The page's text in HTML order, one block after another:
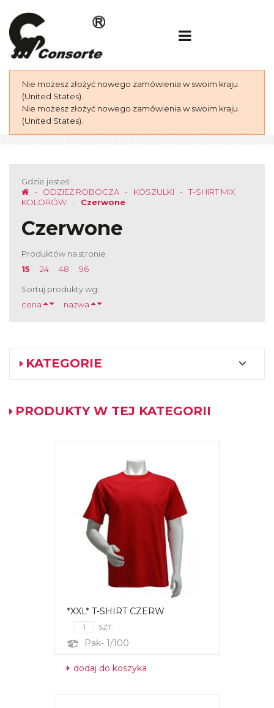
Nie możesz złożyć nowego zamówienia w swoim kraju
(United States).
Nie możesz złożyć nowego zamówienia w swoim kraju
(United States).
Gdzie jesteś:
ODZIEŻ ROBOCZA
KOSZULKI
T-SHIRT MIX
KOLORÓW
Czerwone
Czerwone
Produktów na stronie
15
24 48 96
Sortuj produkty wg:
cena
nazwa
KATEGORIE
PRODUKTY W TEJ KATEGORII
*XXL* T-SHIRT CZERW
SZT.
Pak- 1/100
dodaj do koszyka